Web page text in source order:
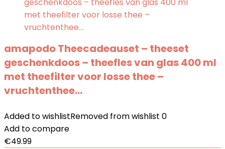
amapodo Theecadeauset – theeset
geschenkdoos – theefles van glas 400 ml
met theefilter voor losse thee –
vruchtenthee…
Added to wishlistRemoved from wishlist 0
Add to compare
€49.99